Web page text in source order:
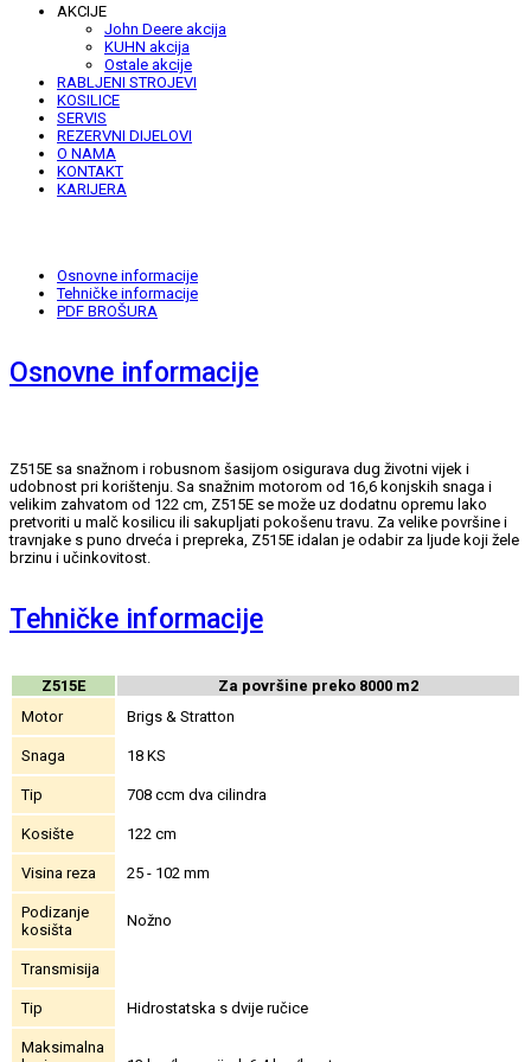
AKCIJE
John Deere akcija
KUHN akcija
Ostale akcije
RABLJENI STROJEVI
KOSILICE
SERVIS
REZERVNI DIJELOVI
O NAMA
KONTAKT
KARIJERA
Osnovne informacije
Tehničke informacije
PDF BROŠURA
Osnovne informacije
Z515E sa snažnom i robusnom šasijom osigurava dug životni vijek i
udobnost pri korištenju. Sa snažnim motorom od 16,6 konjskih snaga i
velikim zahvatom od 122 cm, Z515E se može uz dodatnu opremu lako
pretvoriti u malč kosilicu ili sakupljati pokošenu travu. Za velike površine i
travnjake s puno drveća i prepreka, Z515E idalan je odabir za ljude koji žele
brzinu i učinkovitost.
Tehničke informacije
Z515E
Za površine preko 8000 m2
Motor
Brigs & Stratton
Snaga 18 KS
Tip 708 ccm dva cilindra
Kosište 122 cm
Visina reza 25 - 102 mm
Podizanje
kosišta
Nožno
Transmisija
Tip Hidrostatska s dvije ručice
Maksimalna